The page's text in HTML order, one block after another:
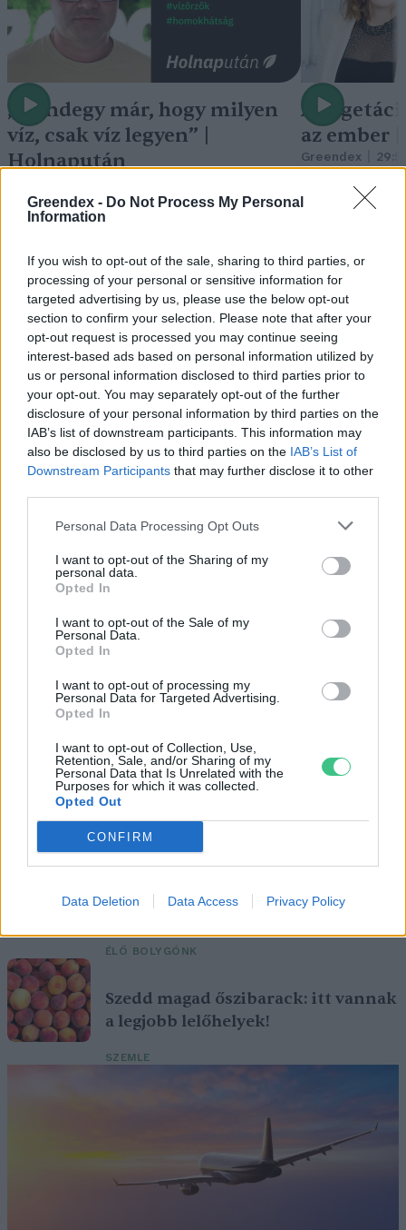
Greendex - Do Not Process My Personal
Information
If you wish to opt-out of the sale, sharing to third parties, or
processing of your personal or sensitive information for
targeted advertising by us, please use the below opt-out
section to confirm your selection. Please note that after your
opt-out request is processed you may continue seeing
interest-based ads based on personal information utilized by
us or personal information disclosed to third parties prior to
your opt-out. You may separately opt-out of the further
disclosure of your personal information by third parties on the
IAB’s list of downstream participants. This information may
also be disclosed by us to third parties on the IAB’s List of
Downstream Participants that may further disclose it to other
Personal Data Processing Opt Outs
I want to opt-out of the Sharing of my
personal data.
Opted In
I want to opt-out of the Sale of my
Personal Data.
Opted In
I want to opt-out of processing my
Personal Data for Targeted Advertising.
Opted In
I want to opt-out of Collection, Use,
Retention, Sale, and/or Sharing of my
Personal Data that Is Unrelated with the
Purposes for which it was collected.
Opted Out
CONFIRM
Data Deletion Data Access Privacy Policy
„Mindegy már, hogy milyen
víz, csak víz legyen” |
Holnapután
A
az ember
Greendex
Cickafark – Az évezredek óta
ismert gyógynövény
EGÉSZSÉGÜNK Börzsey Barbara 1 perc
Ezt a növényt már az őskorban is ismerték, a népi gyógyászatban
pedig ma is számos betegség ellen használják.
Születésnapi programokkal várja a
hétvégén a közönséget a 160 éves
Fővárosi Állatkert
ÉLŐ BOLYGÓNK
Szedd magad őszibarack: itt vannak
a legjobb lelőhelyek!
SZEMLE